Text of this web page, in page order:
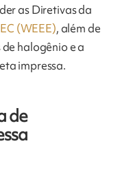
as Diretivas da
(WEEE), além de
halogênio e a
impressa.
de